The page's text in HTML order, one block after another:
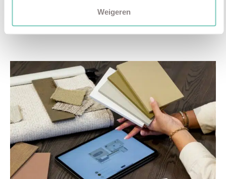
Weigeren
Plan een vrijblijvend advies